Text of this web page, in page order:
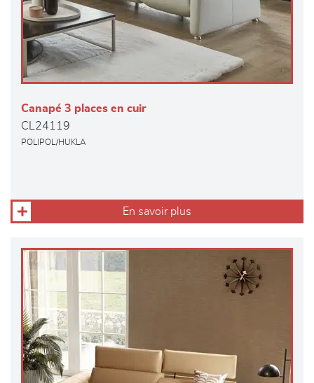
Canapé 3 places en cuir
CL24119
POLIPOL/HUKLA
En savoir plus